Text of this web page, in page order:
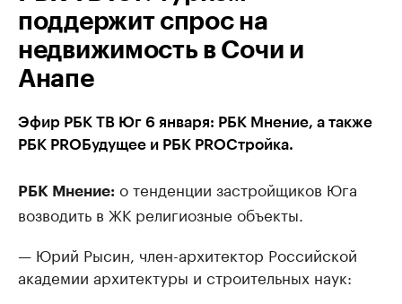
поддержит спрос на
недвижимость в Сочи и
Анапе
Эфир РБК ТВ Юг 6 января: РБК Мнение, а также
РБК PROБудущее и РБК PROСтройка.
РБК Мнение: о тенденции застройщиков Юга
возводить в ЖК религиозные объекты.
— Юрий Рысин, член-архитектор Российской
академии архитектуры и строительных наук: